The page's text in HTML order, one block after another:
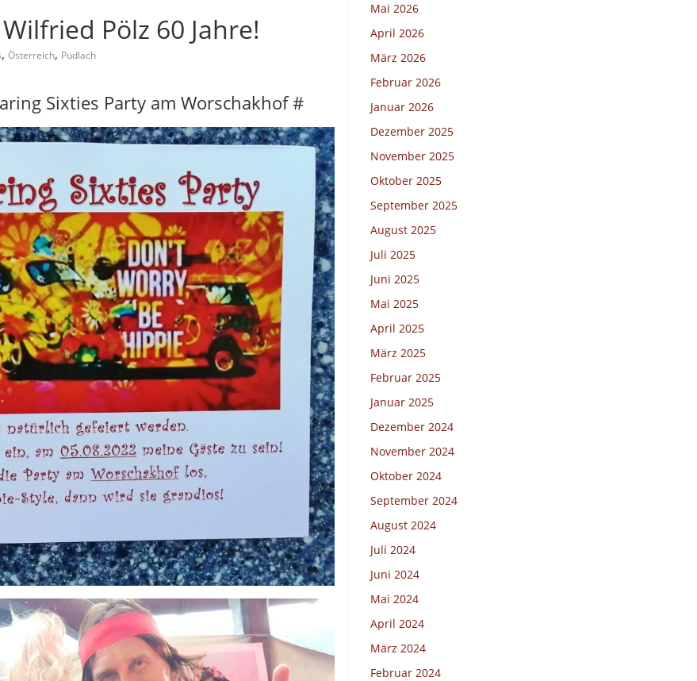
Pölz 60 Jahre!
, Österreich, Pudlach
Sixties Party am Worschakhof #
Mai 2026
April 2026
März 2026
Februar 2026
Januar 2026
Dezember 2025
November 2025
Oktober 2025
September 2025
August 2025
Juli 2025
Juni 2025
Mai 2025
April 2025
März 2025
Februar 2025
Januar 2025
Dezember 2024
November 2024
Oktober 2024
September 2024
August 2024
Juli 2024
Juni 2024
Mai 2024
April 2024
März 2024
Februar 2024